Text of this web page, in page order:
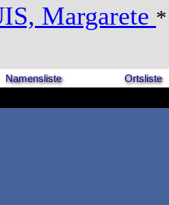
Margarete
Namensliste Ortsliste